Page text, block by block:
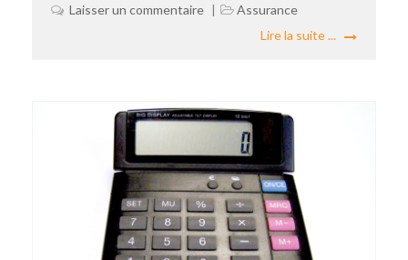
Laisser un commentaire
Assurance
Lire la suite ...